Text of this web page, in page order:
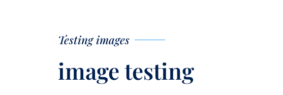
Testing images
image testing